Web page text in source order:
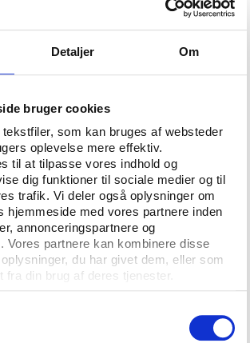
Detaljer Om
bruger cookies
som kan bruges af websteder
oplevelse mere effektiv.
til at tilpasse vores indhold og
dig funktioner til sociale medier og til
trafik. Vi deler også oplysninger om
hjemmeside med vores partnere inden
annonceringspartnere og
Vores partnere kan kombinere disse
du har givet dem, eller som
fra din brug af deres tjenester.
havde hele den tidligere bestyrelse i
optrådt med en tilstrækkelig
den økonomiske nedtur.
afvist
pålægger nu idrætspræsidenten et
mens dommen samtidig slår
love ikke giver hjemmel for at
mod den tidligere
Ivar Egeberg.
krise i NIF opstod, da forbundet
økonomisk nedtur ikke i
Et marketingsamarbejde
firma, onTarget, hvor NIF stillede